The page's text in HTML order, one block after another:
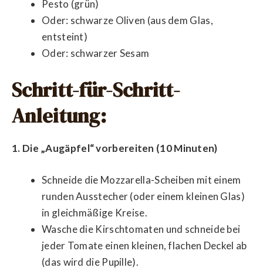
Pesto (grün)
Oder: schwarze Oliven (aus dem Glas,
entsteint)
Oder: schwarzer Sesam
Schritt-für-Schritt-
Anleitung:
1. Die „Augäpfel“ vorbereiten (10 Minuten)
Schneide die Mozzarella-Scheiben mit einem
runden Ausstecher (oder einem kleinen Glas)
in gleichmäßige Kreise.
Wasche die Kirschtomaten und schneide bei
jeder Tomate einen kleinen, flachen Deckel ab
(das wird die Pupille).